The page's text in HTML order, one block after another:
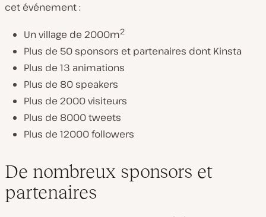
cet événement :
Un village de 2000m2
Plus de 50 sponsors et partenaires dont Kinsta
Plus de 13 animations
Plus de 80 speakers
Plus de 2000 visiteurs
Plus de 8000 tweets
Plus de 12000 followers
De nombreux sponsors et
partenaires